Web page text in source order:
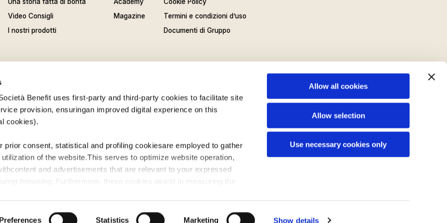
Benefit uses first-party and third-party cookies to facilitate site
provision, ensuringan improved digital experience on this
cookies).
prior consent, statistical and profiling cookiesare employed to gather
of the website.This serves to optimize website operation,
and advertisements that are relevant to your expressed
browsing. Furthermore, these cookies assist in measuring the
Benefit refrains from utilizing cookies that allow the websiteto
Preferences Statistics Marketing Show details
Allow all cookies
Allow selection
Use necessary cookies only
Video Consigli
I nostri prodotti
Magazine
Termini e condizioni d’uso
Documenti di Gruppo
Società Benefit